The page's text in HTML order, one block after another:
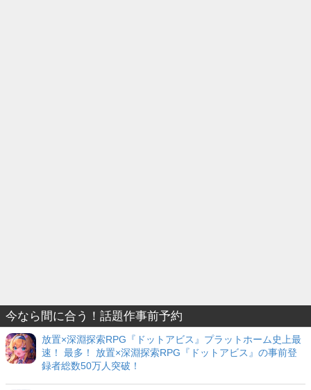
今なら間に合う！話題作事前予約
放置×深淵探索RPG『ドットアビス』プラットホーム史上最
速！ 最多！ 放置×深淵探索RPG『ドットアビス』の事前登
録者総数50万人突破！